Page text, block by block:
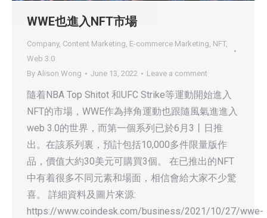
WWE也進入NFT市場
Company, Content Marketing, E-commerce Marketing, NFT,
Web 3.0
By Alison Wong June 13, 2022 Leave a comment
隨着NBA Top Shitot 和UFC Strike等運動開始進入
NFT的市場，WWE作為摔角運動也跟隨風氣進進入
web 3.0的世界，而第一個系列已於6月3⼁日推
出。在該系列裏，預計包括10,000多件限量版作
品，價值大約30美元可購買3個。 在已推出的NFT
中有着很多不同元素和場面，相信會給大家不少驚
喜。 詳細資料及圖片來源:
https://www.coindesk.com/business/2021/10/27/wwe-